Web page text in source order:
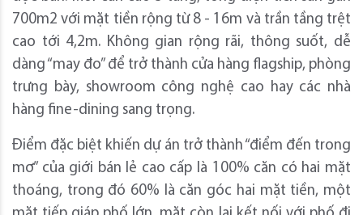
700m2 với mặt tiền rộng từ 8 - 16m và trần tầng trệt
cao tới 4,2m. Không gian rộng rãi, thông suốt, dễ
dàng “may đo” để trở thành cửa hàng flagship, phòng
trưng bày, showroom công nghệ cao hay các nhà
hàng fine-dining sang trọng.
Điểm đặc biệt khiến dự án trở thành “điểm đến trong
mơ” của giới bán lẻ cao cấp là 100% căn có hai mặt
thoáng, trong đó 60% là căn góc hai mặt tiền, một